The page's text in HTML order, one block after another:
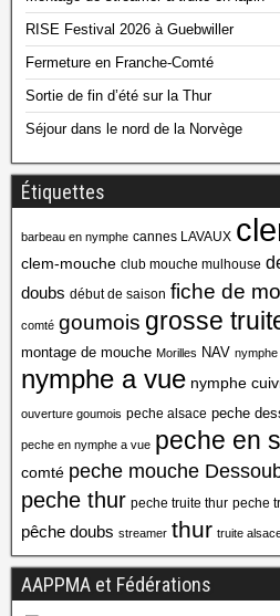
RISE Festival 2026 à Guebwiller
Fermeture en Franche-Comté
Sortie de fin d’été sur la Thur
Séjour dans le nord de la Norvège
Étiquettes
barbeau en nymphe cannes LAVAUX
clem-mouche club mouche mulhouse
doubs début de saison fiche de
comté goumois grosse
montage de mouche Morilles NAV nymphe
nymphe a vue nymphe
ouverture goumois peche alsace peche
peche en nymphe a vue peche en
comté peche mouche
peche thur peche truite thur peche
pêche doubs streamer thur truite
AAPPMA et Fédérations